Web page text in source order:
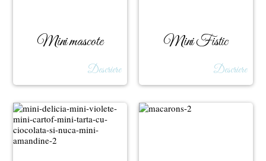
Mini mascote
Descriere
Mini Fistic
Descriere